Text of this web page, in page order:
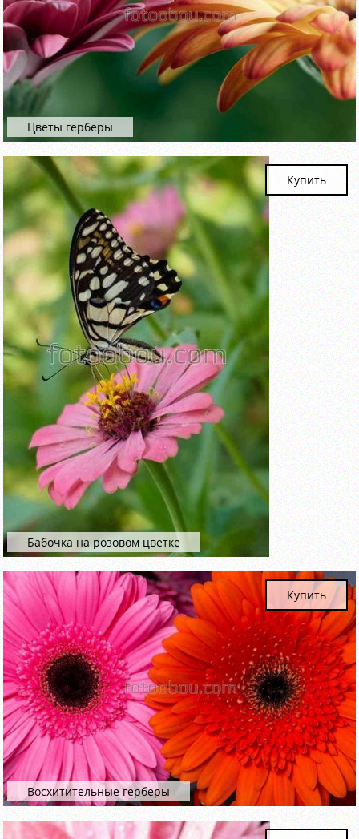
Цветы герберы
Бабочка на розовом цветке
Купить
Восхитительные герберы
Купить